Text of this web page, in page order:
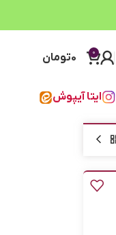
0
0تومان
ایتا آیپوش